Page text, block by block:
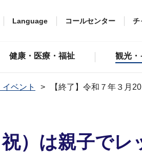
Language コールセンター チ
健康・医療・福祉 観光・
イベント 【終了】令和７年３月
祝）は親子で